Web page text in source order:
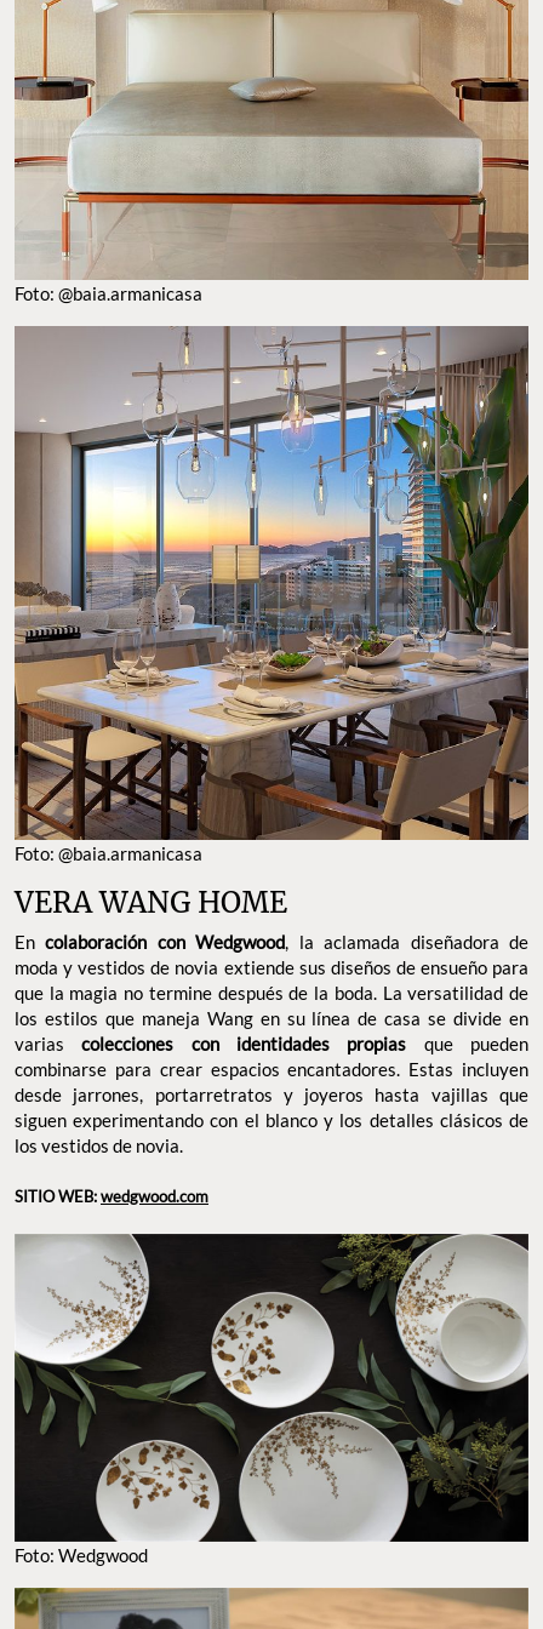
Foto: @baia.armanicasa
Foto: @baia.armanicasa
VERA WANG HOME
Encolaboración con Wedgwood, la aclamada diseñadora de
moda y vestidos de novia extiende sus diseños de ensueño para
que la magia no termine después de la boda. La versatilidad de
los estilos que maneja Wang en su línea de casa se divide en
variascolecciones con identidades propias que pueden
combinarse para crear espacios encantadores. Estas incluyen
desde jarrones, portarretratos y joyeros hasta vajillas que
siguen experimentando con el blanco y los detalles clásicos de
los vestidos de novia.
SITIO WEB:wedgwood.com
Foto: Wedgwood